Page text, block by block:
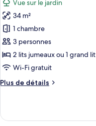
les
photos
pour
ce
type
de
chambre :
Studio
Vue sur le jardin
34 m²
1 chambre
3 personnes
2 lits jumeaux ou 1 grand lit
Wi-Fi gratuit
Plus de détails
Plus
Studio